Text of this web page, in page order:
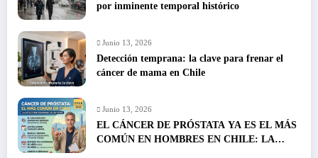
por inminente temporal histórico
Junio 13, 2026
Detección temprana: la clave para frenar el
cáncer de mama en Chile
Junio 13, 2026
EL CÁNCER DE PRÓSTATA YA ES EL MÁS
COMÚN EN HOMBRES EN CHILE: LA